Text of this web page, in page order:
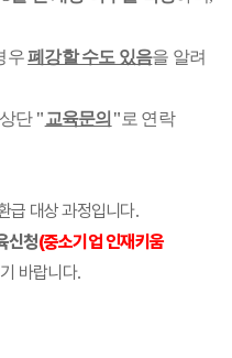
우폐강할 수도 있음을 알려
단"교육문의 "로 연락
급 대상 과정입니다.
신청(중소기업 인재키움
바랍니다.